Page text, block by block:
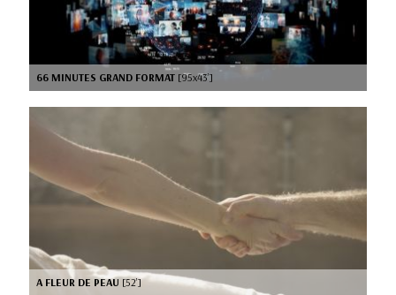
66 MINUTES GRAND FORMAT [95x43’]
A FLEUR DE PEAU [52’]